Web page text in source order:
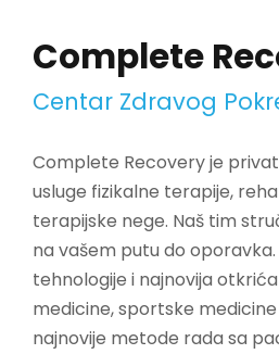
Complete
Centar Zdravog
Complete Recovery je
usluge fizikalne terapije,
terapijske nege. Naš tim
na vašem putu do
tehnologije i najnovija
medicine, sportske
najnovije metode rada sa